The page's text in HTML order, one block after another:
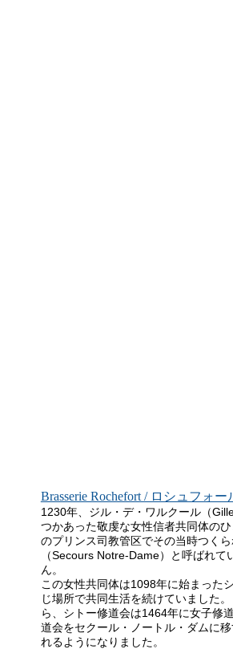
Brasserie Rochefort / ロシュフォ
1230年、ジル・デ・ワルクール（
つかあった敬虔な女性信者共同体の
のプリンス司教管区でその当時つく
（Secours Notre-Dame）と呼ばれ
ん。
この女性共同体は1098年に始まった
じ場所で共同生活を続けていました
ら、シトー修道会は1464年に女子修
道会をセクール・ノートル・ダムに
れるようになりました。